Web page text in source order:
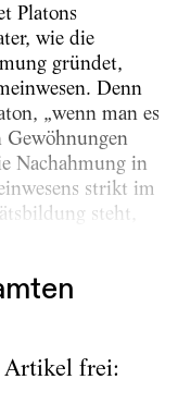
Platons
wie die
gründet,
Denn
„wenn man es
Nachahmung in
strikt im
steht,
Artikel frei: